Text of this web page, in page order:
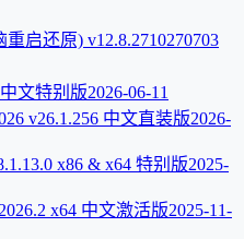
重启还原) v12.8.2710270703
中文特别版2026-06-11
v26.1.256 中文直装版2026-
x86 & x64 特别版2025-
x64 中文激活版2025-11-